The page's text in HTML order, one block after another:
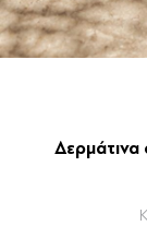
Δερμάτινα